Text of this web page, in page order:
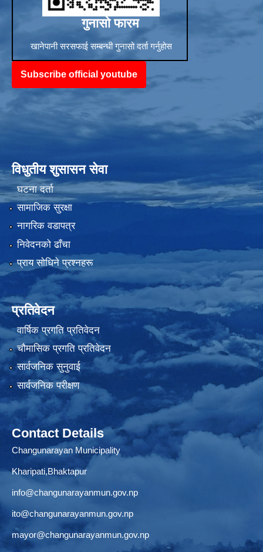
गुनासो फारम
खानेपानी सरसफाई सम्बन्धी गुनासो दर्ता गर्नुहोस
Subscribe official youtube
विधुतीय शुसासन सेवा
घटना दर्ता
सामाजिक सुरक्षा
नागरिक वडापत्र
निवेदनको ढाँचा
प्राय साेधिने प्रश्नहरू
प्रतिवेदन
वार्षिक प्रगति प्रतिवेदन
चौमासिक प्रगति प्रतिवेदन
सार्वजनिक सुनुवाई
सार्वजनिक परीक्षण
Contact Details
Changunarayan Municipality
Kharipati,Bhaktapur
info@changunarayanmun.gov.np
ito@changunarayanmun.gov.np
mayor@changunarayanmun.gov.np